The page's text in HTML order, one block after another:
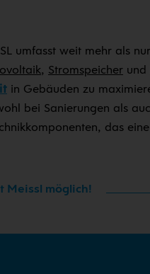
umfasst weit mehr als nur
, Stromspeicher und
in Gebäuden zu
bei Sanierungen als
das
Meissl möglich!